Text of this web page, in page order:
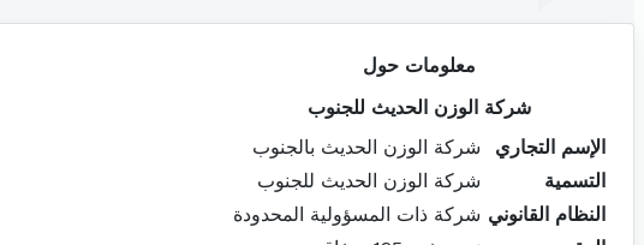
معلومات حول
شركة الوزن الحديث للجنوب
الإسم التجاري
شركة الوزن الحديث بالجنوب
التسمية
شركة الوزن الحديث للجنوب
النظام القانوني شركة ذات المسؤولية المحدودة